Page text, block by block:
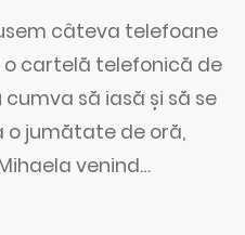
câteva telefoane
o cartelă telefonică de
să iasă și să se
o jumătate de oră,
venind…